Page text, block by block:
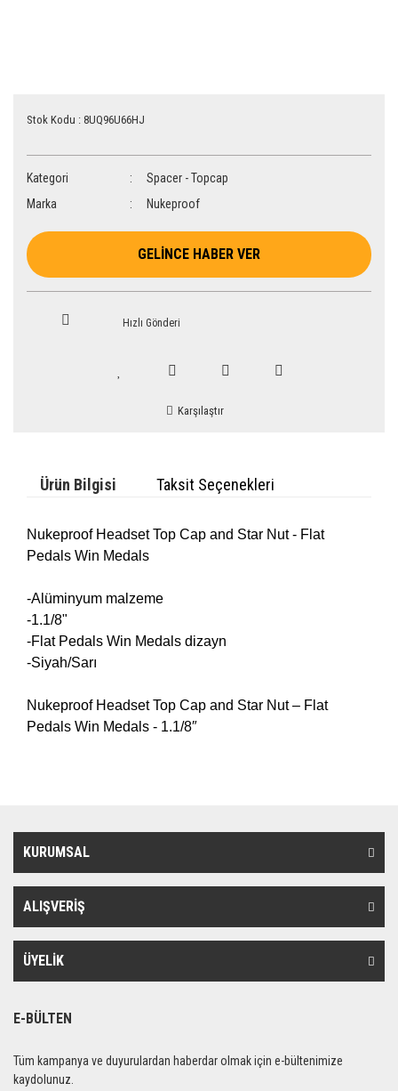
Stok Kodu : 8UQ96U66HJ
Kategori
Spacer - Topcap
Marka
Nukeproof
GELİNCE HABER VER
Hızlı Gönderi
Karşılaştır
Ürün Bilgisi Taksit Seçenekleri
Nukeproof Headset Top Cap and Star Nut - Flat
Pedals Win Medals
-Alüminyum malzeme
-1.1/8"
-Flat Pedals Win Medals dizayn
-Siyah/Sarı
Nukeproof Headset Top Cap and Star Nut – Flat
Pedals Win Medals - 1.1/8″
KURUMSAL
ALIŞVERİŞ
ÜYELİK
E-BÜLTEN
Tüm kampanya ve duyurulardan haberdar olmak için e-bültenimize
kaydolunuz.